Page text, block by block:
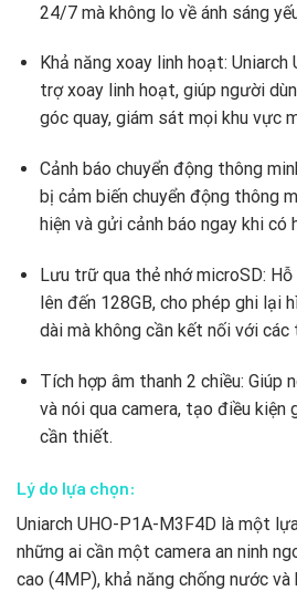
24/7 mà không lo về ánh sáng
Khả năng xoay linh hoạt:
trợ xoay linh hoạt, giúp người
góc quay, giám sát mọi khu vực
Cảnh báo chuyển động thông
bị cảm biến chuyển động thông
hiện và gửi cảnh báo ngay khi
Lưu trữ qua thẻ nhớ microSD:
lên đến 128GB, cho phép ghi lại
dài mà không cần kết nối với
Tích hợp âm thanh 2 chiều: Giúp
và nói qua camera, tạo điều kiện
cần thiết.
Lý do lựa chọn:
Uniarch UHO-P1A-M3F4D là một
những ai cần một camera an ninh
cao (4MP), khả năng chống nước